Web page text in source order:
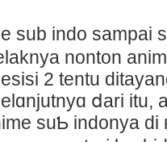
sub indo sampai
nonton
2 tentu
ⅾari itu,
suƄ indonya di